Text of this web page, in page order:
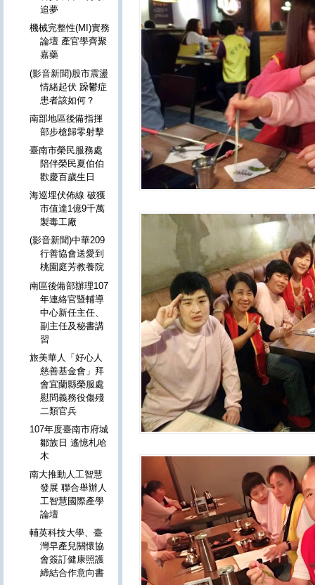
追夢
機械完整性(MI)實務
論壇 產官學齊聚
嘉藥
(影音新聞)股市震盪
情緒起伏 躁鬱症
患者該如何？
南部地區後備指揮
部步槍歸零射擊
臺南市榮民服務處
陪伴榮民夏伯伯
歡慶百歲生日
海巡埋伏佈線 破獲
市值達1億9千萬
製毒工廠
(影音新聞)中華209
行善協會送愛到
桃園庭芳教養院
南區後備部辦理107
年連絡官暨輔導
中心新任主任、
副主任及秘書講
習
旅美華人「好心人
慈善基金會」拜
會宜蘭縣榮服處
慰問義務役傷殘
二類官兵
107年度臺南市府城
鄒族日 遙憶札哈
木
南大推動人工智慧
發展 聯合舉辦人
工智慧國際產學
論壇
輔英科技大學、臺
灣早產兒關懷協
會簽訂健康照護
締結合作意向書